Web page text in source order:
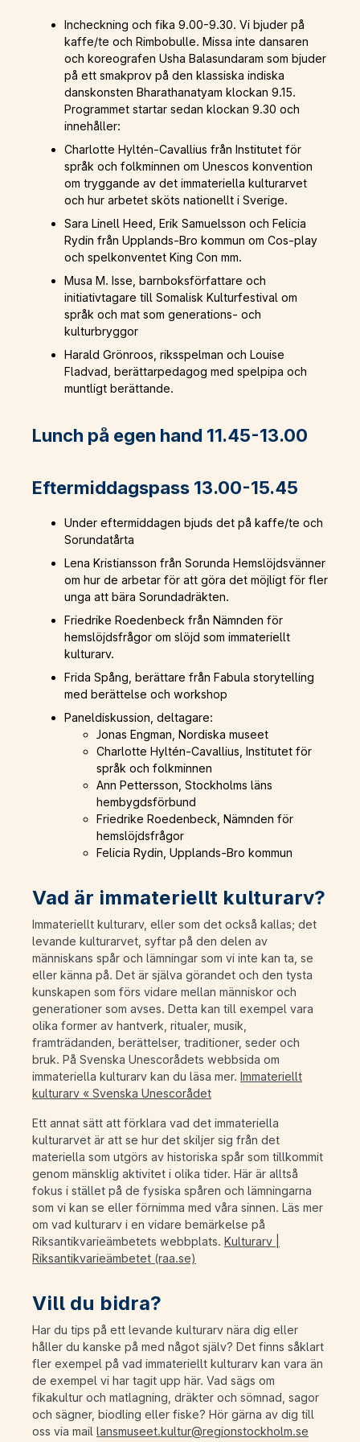
Incheckning och fika 9.00-9.30. Vi bjuder på
kaffe/te och Rimbobulle. Missa inte dansaren
och koreografen Usha Balasundaram som bjuder
på ett smakprov på den klassiska indiska
danskonsten Bharathanatyam klockan 9.15.
Programmet startar sedan klockan 9.30 och
innehåller:
Charlotte Hyltén-Cavallius från Institutet för
språk och folkminnen om Unescos konvention
om tryggande av det immateriella kulturarvet
och hur arbetet sköts nationellt i Sverige.
Sara Linell Heed, Erik Samuelsson och Felicia
Rydin från Upplands-Bro kommun om Cos-play
och spelkonventet King Con mm.
Musa M. Isse, barnboksförfattare och
initiativtagare till Somalisk Kulturfestival om
språk och mat som generations- och
kulturbryggor
Harald Grönroos, riksspelman och Louise
Fladvad, berättarpedagog med spelpipa och
muntligt berättande.
Lunch på egen hand 11.45-13.00
Eftermiddagspass 13.00-15.45
Under eftermiddagen bjuds det på kaffe/te och
Sorundatårta
Lena Kristiansson från Sorunda Hemslöjdsvänner
om hur de arbetar för att göra det möjligt för fler
unga att bära Sorundadräkten.
Friedrike Roedenbeck från Nämnden för
hemslöjdsfrågor om slöjd som immateriellt
kulturarv.
Frida Spång, berättare från Fabula storytelling
med berättelse och workshop
Paneldiskussion, deltagare:
Jonas Engman, Nordiska museet
Charlotte Hyltén-Cavallius, Institutet för
språk och folkminnen
Ann Pettersson, Stockholms läns
hembygdsförbund
Friedrike Roedenbeck, Nämnden för
hemslöjdsfrågor
Felicia Rydin, Upplands-Bro kommun
Vad är immateriellt kulturarv?
Immateriellt kulturarv, eller som det också kallas; det
levande kulturarvet, syftar på den delen av
människans spår och lämningar som vi inte kan ta, se
eller känna på. Det är själva görandet och den tysta
kunskapen som förs vidare mellan människor och
generationer som avses. Detta kan till exempel vara
olika former av hantverk, ritualer, musik,
framträdanden, berättelser, traditioner, seder och
bruk. På Svenska Unescorådets webbsida om
immateriella kulturarv kan du läsa mer. Immateriellt
kulturarv « Svenska Unescorådet
Ett annat sätt att förklara vad det immateriella
kulturarvet är att se hur det skiljer sig från det
materiella som utgörs av historiska spår som tillkommit
genom mänsklig aktivitet i olika tider. Här är alltså
fokus i stället på de fysiska spåren och lämningarna
som vi kan se eller förnimma med våra sinnen. Läs mer
om vad kulturarv i en vidare bemärkelse på
Riksantikvarieämbetets webbplats. Kulturarv |
Riksantikvarieämbetet (raa.se)
Vill du bidra?
Har du tips på ett levande kulturarv nära dig eller
håller du kanske på med något själv? Det finns såklart
fler exempel på vad immateriellt kulturarv kan vara än
de exempel vi har tagit upp här. Vad sägs om
fikakultur och matlagning, dräkter och sömnad, sagor
och sägner, biodling eller fiske? Hör gärna av dig till
oss via mail lansmuseet.kultur@regionstockholm.se